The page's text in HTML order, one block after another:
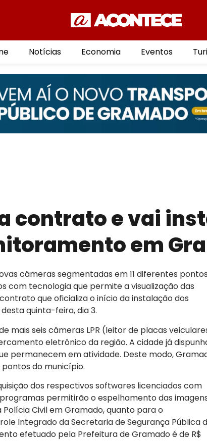
Notícias Economia Eventos
contrato e vai
em
câmeras segmentadas em 11 diferentes
com tecnologia que permite a visualização das
que oficializa o início da instalação dos
quinta-feira, dia 3.
mais seis câmeras LPR (leitor de placas
eletrônico da região. A cidade já
permanecem em atividade. Deste modo,
do município.
dos respectivos softwares licenciados com
permitirão o espelhamento das
Civil em Gramado, quanto para o
Integrado da Secretaria de Segurança Pública
efetuado pela Prefeitura de Gramado é de R$